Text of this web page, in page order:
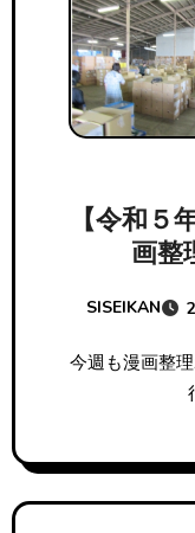
【令和
画整
SISEIKAN
今週も漫画整理ボランティアのために森野倉庫に